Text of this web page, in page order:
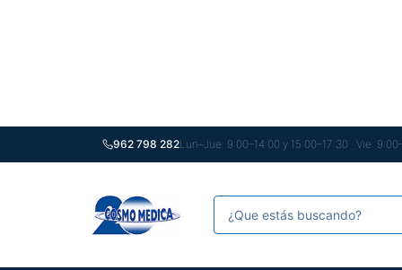
962 798 282Lun–Jue: 9:00–14:00 y 15:00–17:30 · Vie: